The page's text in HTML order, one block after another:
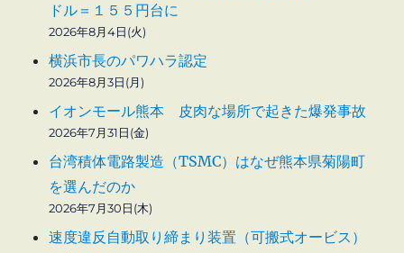
ドル＝１５５円台に
2026年8月4日(火)
横浜市長のパワハラ認定
2026年8月3日(月)
イオンモール熊本 皮肉な場所で起きた爆発事故
2026年7月31日(金)
台湾積体電路製造（TSMC）はなぜ熊本県菊陽町
を選んだのか
2026年7月30日(木)
速度違反自動取り締まり装置（可搬式オービス）